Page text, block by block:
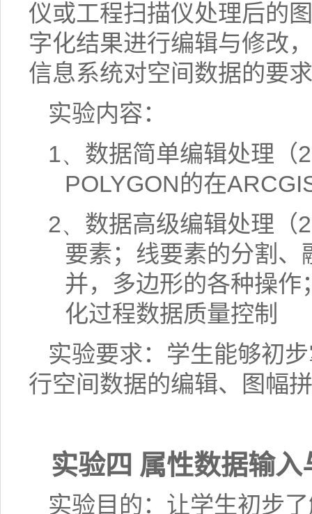
仪或工程扫描仪处理后的
字化结果进行编辑与修改
信息系统对空间数据的要
实验内容：
1、 数据简单编辑处理（2
POLYGON的在
2、 数据高级编辑处理（2
要素；线要素的分割
并，多边形的各种操
化过程数据质量控制
实验要求：学生能够初
行空间数据的编辑、图幅
实验四 属性数据输入
实验目的：让学生初步